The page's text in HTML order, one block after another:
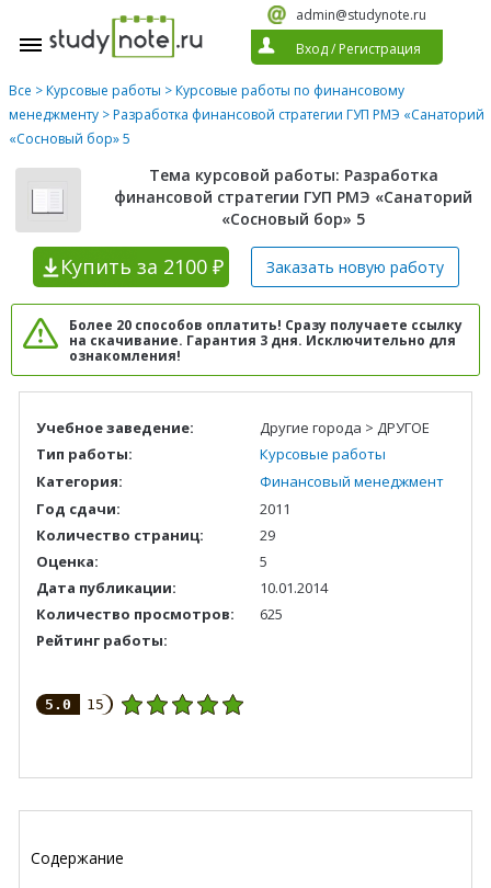
admin@studynote.ru
Вход/ Регистрация
Все >Курсовые работы >Курсовые работы по финансовому
менеджменту > Разработка финансовой стратегии ГУП РМЭ «Санаторий
«Сосновый бор» 5
Тема курсовой работы: Разработка
финансовой стратегии ГУП РМЭ «Санаторий
«Сосновый бор» 5
Купить за 2100 ₽ Заказать новую работу
Более 20 способов оплатить! Сразу получаете ссылку
на скачивание. Гарантия 3 дня. Исключительно для
ознакомления!
Учебное заведение:
Другие города > ДРУГОЕ
Тип работы:
Курсовые работы
Категория:
Финансовый менеджмент
Год сдачи:
2011
Количество страниц:
29
Оценка:
5
Дата публикации:
10.01.2014
Количество просмотров:
625
Рейтинг работы:
5.0 15
Содержание